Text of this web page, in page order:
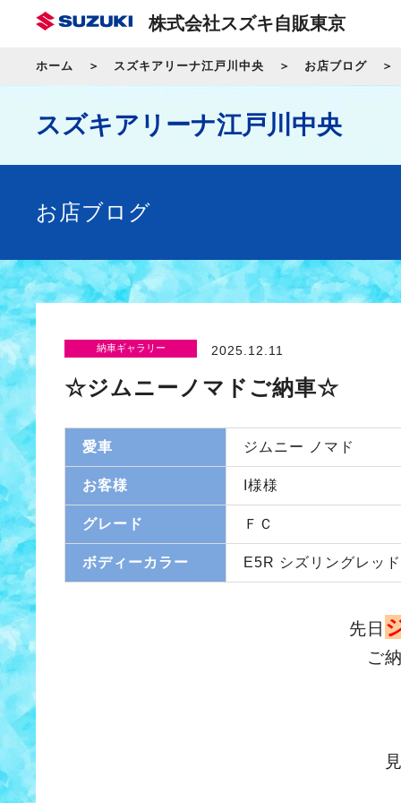
株式会社スズキ自販東京
ホーム スズキアリーナ江戸川中央 お店ブログ
スズキアリーナ江戸川中央
お店ブログ
納車ギャラリー 2025.12.11
☆ジムニーノマドご納車☆
愛車 ジムニー ノマド
お客様 I様様
グレード ＦＣ
ボディーカラー E5R シズリングレッ
先日
ご